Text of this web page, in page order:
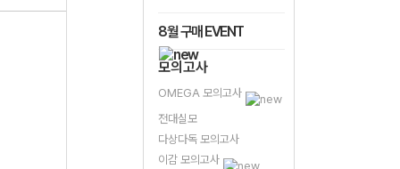
8월 구매 EVENT
모의고사
OMEGA 모의고사
전대실모
다상다독 모의고사
이감 모의고사